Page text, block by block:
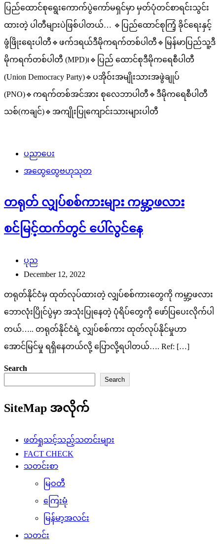
ပြည်ထောင်စုရွေးကောက်ပွဲကော်မရှင်မှာ မှတ်ပုံတင်စာရင်းသွင်း
ထားတဲ့ ပါတီများပဲဖြစ်ပါတယ်… 🔹ပြည်ထောင်စုကြံ့ ခိုင်ရေးနှင့်
ဖွံဖြိုးရေးပါတီ🔹ဖက်ဒရယ်ဒီမိုကရက်တစ်ပါတီ🔹မြန်မာပြည်သူ့ဒီ
မိုကရက်တစ်ပါတီ (MPD)၊🔹ပြည် ထောင်စုဒီမိုကရေစီပါတီ
(Union Democracy Party)🔹ပအိုဝ်းအမျိုးသားအဖွဲချုပ်
(PNO)🔹ကရက်တစ်အင်အား စုလေဘာပါတီ🔹ဒီမိုကရေစီပါတီ
သစ်(ကချင်)🔹အကျိုးပြုကျောင်းသားများပါတီ
ပညာပေး
အထွေထွေဗဟုသုတ
တရုတ် လျှပ်စစ်ကားများ ကမ္ဘာ့ဖလား
စင်မြင့်ထက်တွင် ပေါ်လွင်နေ
ပုည
December 12, 2022
တရုတ်နိုင်ငံမှ ထုတ်လုပ်ထားတဲ့ လျှပ်စစ်ကားတွေကို ကမ္ဘာ့ဖလား
ဘောလုံးပြိုင်ပွဲမှာ အသုံးပြုနေတဲ့ ပုံရိပ်တွေကို ဖော်ပြပေးလိုက်ပါ
တယ်….. တရုတ်နိုင်ငံရဲ့ လျှပ်စစ်ကား ထုတ်လုပ်နိုင်မှုဟာ
အောင်မြင်မှု ရရှိနေတယ်လို့ ပြောလို့ရပါတယ်…. Ref: […]
Search
Search
SiteMap အလိုက်
ဖတ်ရှုသင့်သည့်သတင်းများ
FACT CHECK
သတင်းစာ
မြဝတီ
ကြေးမုံ
မြန်မာ့အလင်း
သတင်း